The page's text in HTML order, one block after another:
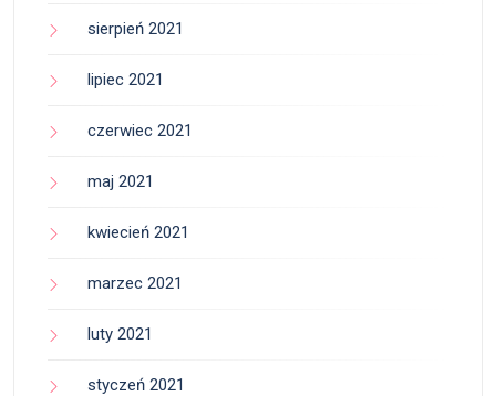
sierpień 2021
lipiec 2021
czerwiec 2021
maj 2021
kwiecień 2021
marzec 2021
luty 2021
styczeń 2021